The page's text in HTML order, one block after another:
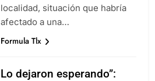
localidad, situación que habría
afectado a una…
Formula Tlx
Lo dejaron esperando”: